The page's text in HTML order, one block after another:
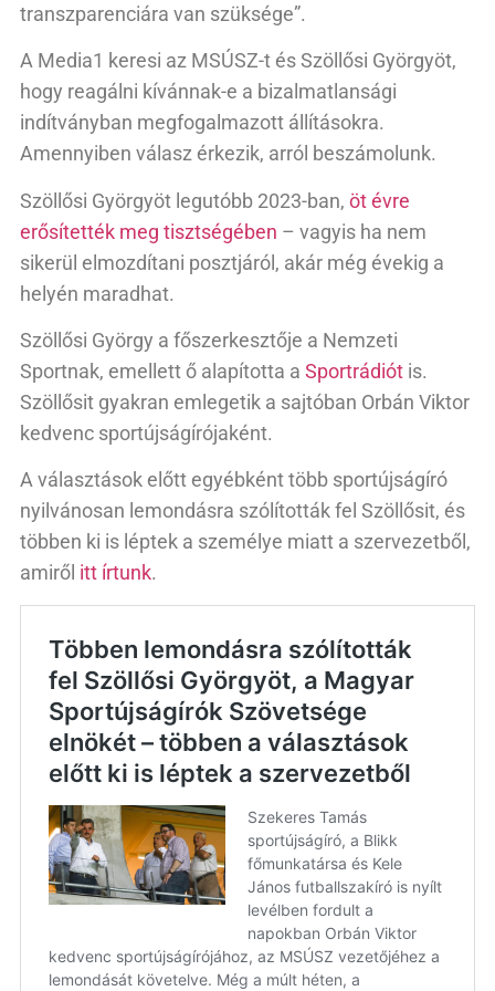
transzparenciára van szüksége”.
A Media1 keresi az MSÚSZ-t és Szöllősi Györgyöt,
hogy reagálni kívánnak-e a bizalmatlansági
indítványban megfogalmazott állításokra.
Amennyiben válasz érkezik, arról beszámolunk.
Szöllősi Györgyöt legutóbb 2023-ban, öt évre
erősítették meg tisztségében – vagyis ha nem
sikerül elmozdítani posztjáról, akár még évekig a
helyén maradhat.
Szöllősi György a főszerkesztője a Nemzeti
Sportnak, emellett ő alapította a Sportrádiót is.
Szöllősit gyakran emlegetik a sajtóban Orbán Viktor
kedvenc sportújságírójaként.
A választások előtt egyébként több sportújságíró
nyilvánosan lemondásra szólították fel Szöllősit, és
többen ki is léptek a személye miatt a szervezetből,
amiről itt írtunk.